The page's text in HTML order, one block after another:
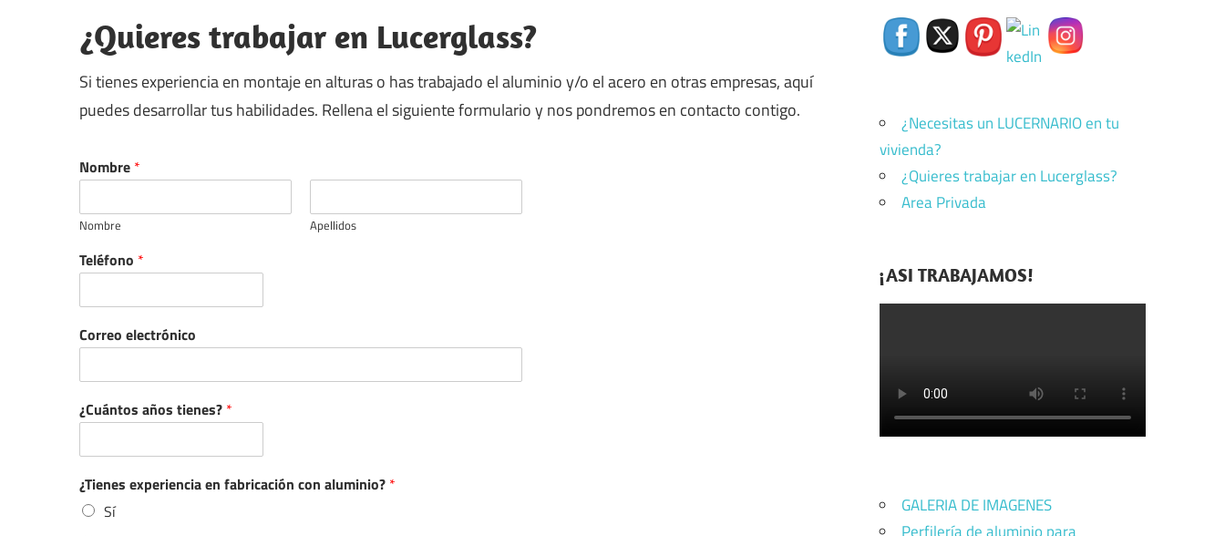
Ingeniería
en
lucernarios
¿Quieres trabajar en Lucerglass?
Si tienes experiencia en montaje en alturas o has trabajado el aluminio y/o el acero en otras empresas, aquí
puedes desarrollar tus habilidades. Rellena el siguiente formulario y nos pondremos en contacto contigo.
Nombre *
Nombre Apellidos
Teléfono *
Correo electrónico
¿Cuántos años tienes? *
¿Tienes experiencia en fabricación con aluminio? *
Sí
¿Necesitas un LUCERNARIO en tu
vivienda?
¿Quieres trabajar en Lucerglass?
Area Privada
¡ASI TRABAJAMOS!
GALERIA DE IMAGENES
Perfilería de aluminio para